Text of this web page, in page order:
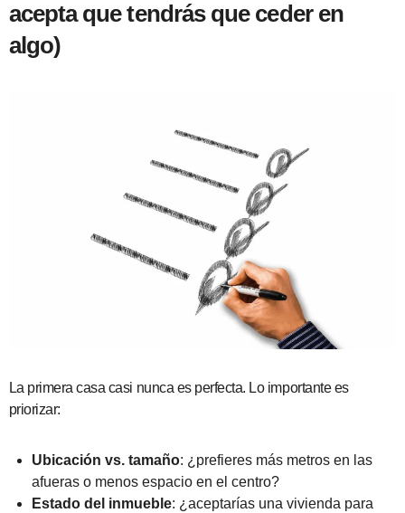
acepta que tendrás que ceder en
algo)
La primera casa casi nunca es perfecta. Lo importante es
priorizar:
Ubicación vs. tamaño: ¿prefieres más metros en las
afueras o menos espacio en el centro?
Estado del inmueble: ¿aceptarías una vivienda para